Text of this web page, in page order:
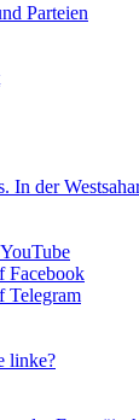
Parteien
In der
Facebook
Telegram
linke?